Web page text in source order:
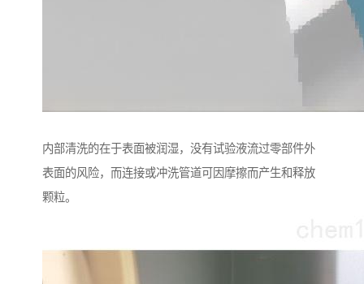
内部清洗的在于表面被润湿，没有试验液流过零部件外
表面的风险，而连接或冲洗管道可因摩擦而产生和释放
颗粒。